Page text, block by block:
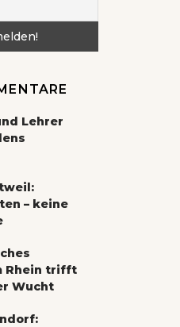
Lehrer
– keine
Rhein trifft
Wucht